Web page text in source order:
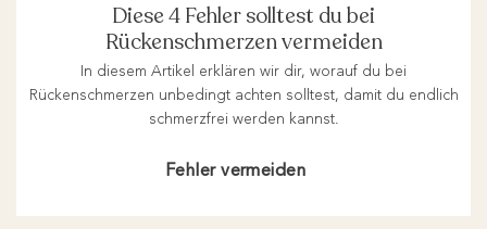
Diese 4 Fehler solltest du bei
Rückenschmerzen vermeiden
In diesem Artikel erklären wir dir, worauf du bei
Rückenschmerzen unbedingt achten solltest, damit du endlich
schmerzfrei werden kannst.
Fehler vermeiden